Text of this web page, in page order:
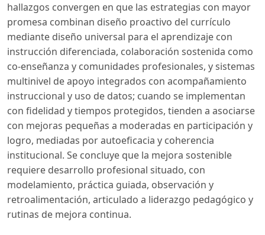
hallazgos convergen en que las estrategias con mayor
promesa combinan diseño proactivo del currículo
mediante diseño universal para el aprendizaje con
instrucción diferenciada, colaboración sostenida como
co-enseñanza y comunidades profesionales, y sistemas
multinivel de apoyo integrados con acompañamiento
instruccional y uso de datos; cuando se implementan
con fidelidad y tiempos protegidos, tienden a asociarse
con mejoras pequeñas a moderadas en participación y
logro, mediadas por autoeficacia y coherencia
institucional. Se concluye que la mejora sostenible
requiere desarrollo profesional situado, con
modelamiento, práctica guiada, observación y
retroalimentación, articulado a liderazgo pedagógico y
rutinas de mejora continua.